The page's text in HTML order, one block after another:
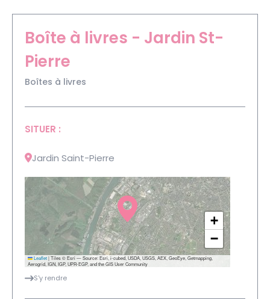
Boîte à livres - Jardin St-
Pierre
Boîtes à livres
SITUER :
Jardin Saint-Pierre
+
−
Leaflet |Tiles © Esri — Source: Esri, i-cubed, USDA, USGS, AEX, GeoEye, Getmapping,
Aerogrid, IGN, IGP, UPR-EGP, and the GIS User Community
S'y rendre